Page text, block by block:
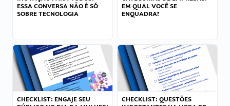
ESSA CONVERSA NÃO É SÓ
SOBRE TECNOLOGIA
EM QUAL VOCÊ SE
ENQUADRA?
CHECKLIST: ENGAJE SEU
CHECKLIST: QUESTÕES